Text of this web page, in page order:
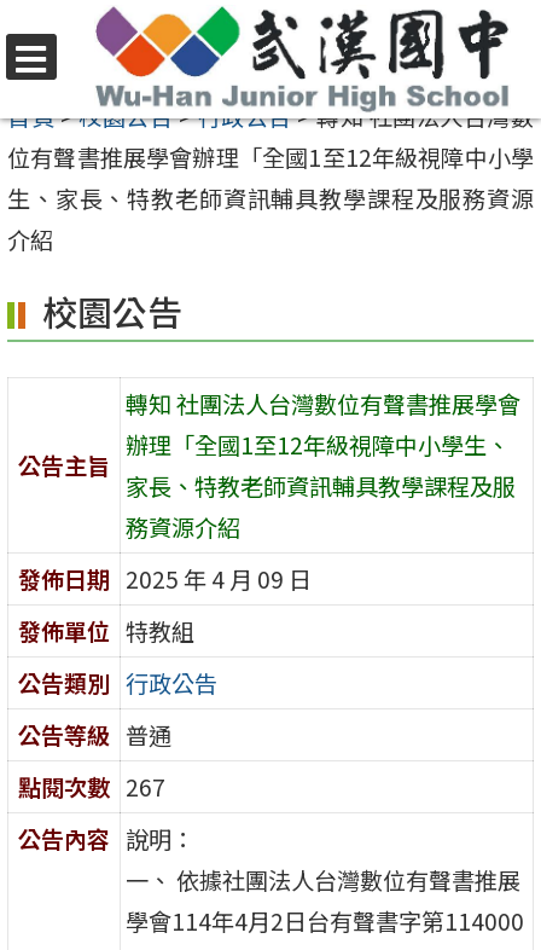
至
要
內
容
選
單
首頁>校園公告>行政公告>轉知 社團法人台灣數
位有聲書推展學會辦理「全國1至12年級視障中小學
生、家長、特教老師資訊輔具教學課程及服務資源
介紹
校園公告
公告主旨
轉知 社團法人台灣數位有聲書推展學會
辦理「全國1至12年級視障中小學生、
家長、特教老師資訊輔具教學課程及服
務資源介紹
發佈日期 2025 年 4 月 09 日
發佈單位 特教組
公告類別 行政公告
公告等級 普通
點閱次數 267
公告內容 說明：
一、 依據社團法人台灣數位有聲書推展
學會114年4月2日台有聲書字第114000